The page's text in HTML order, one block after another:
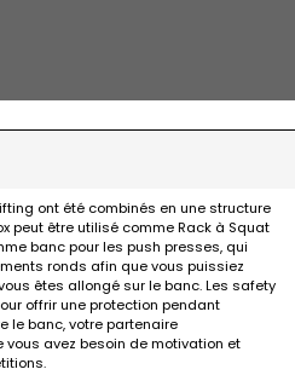
ont été combinés en une structure
peut être utilisé comme Rack à Squat
banc pour les push presses, qui
ronds afin que vous puissiez
êtes allongé sur le banc. Les safety
offrir une protection pendant
le banc, votre partenaire
vous avez besoin de motivation et